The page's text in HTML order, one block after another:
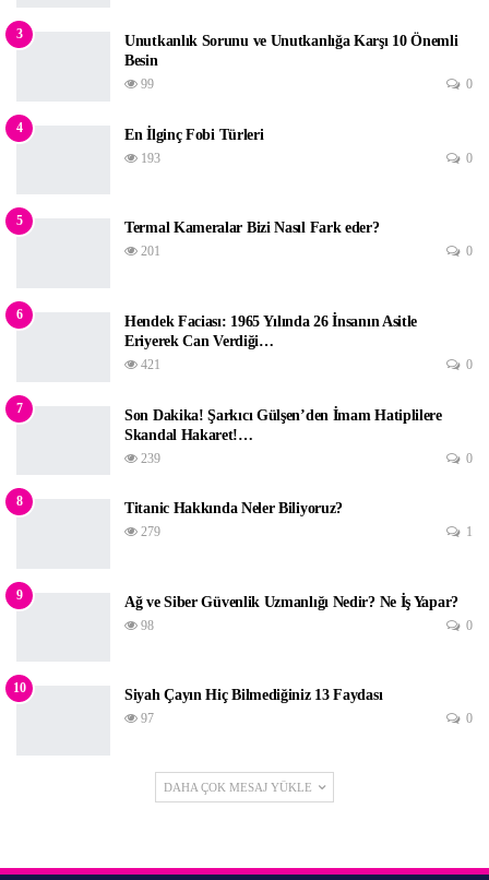
3
Unutkanlık Sorunu ve Unutkanlığa Karşı 10 Önemli
Besin
99 0
4 En İlginç Fobi Türleri
193 0
5 Termal Kameralar Bizi Nasıl Fark eder?
201 0
6
Hendek Faciası: 1965 Yılında 26 İnsanın Asitle
Eriyerek Can Verdiği…
421 0
7
Son Dakika! Şarkıcı Gülşen’den İmam Hatiplilere
Skandal Hakaret!…
239 0
8 Titanic Hakkında Neler Biliyoruz?
279 1
9 Ağ ve Siber Güvenlik Uzmanlığı Nedir? Ne İş Yapar?
98 0
10 Siyah Çayın Hiç Bilmediğiniz 13 Faydası
97 0
DAHA ÇOK MESAJ YÜKLE